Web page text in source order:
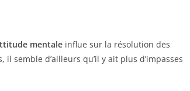
mentale influe sur la résolution des
semble d’ailleurs qu’il y ait plus d’impasses